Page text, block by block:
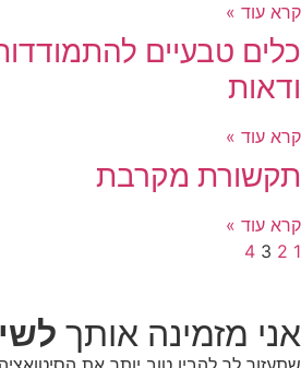
קרא עוד »
כלים טבעיים
ודאות
קרא עוד »
תקשורת מקרבת
קרא עוד »
1
2
3
4
אני מזמינה אותך